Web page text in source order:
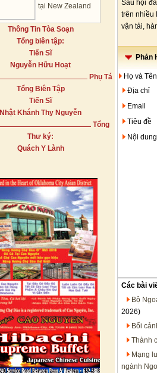
tại New Zealand
Thông Tin Tòa Soạn
Tổng biên tập:
Tiến Sĩ
Nguyễn Hữu Hoạt
Phụ Tá
Tổng Biên Tập
Tiến Sĩ
Nhật Khánh Thy Nguyễn
Tổng
Thư ký:
Quách Y Lành
Sau hội
trên nhiều
vận tải,
Phản
Họ và Tên
Địa chỉ
Email
Tiêu đề
Nội dung
Các bài
Bộ
2026)
Bối
Thành
Mạng
ngành